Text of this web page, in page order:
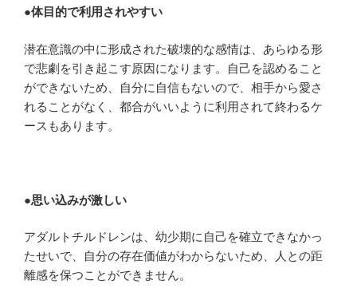
●体目的で利用されやすい
潜在意識の中に形成された破壊的な感情は、あらゆる形
で悲劇を引き起こす原因になります。自己を認めること
ができないため、自分に自信もないので、相手から愛さ
れることがなく、都合がいいように利用されて終わるケ
ースもあります。
●思い込みが激しい
アダルトチルドレンは、幼少期に自己を確立できなかっ
たせいで、自分の存在価値がわからないため、人との距
離感を保つことができません。